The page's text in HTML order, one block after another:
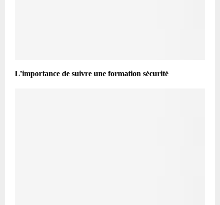
L’importance de suivre une formation sécurité